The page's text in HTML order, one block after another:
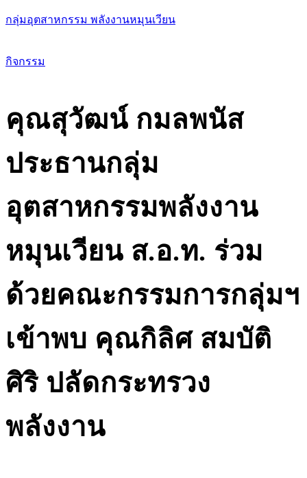
กลุ่มอุตสาหกรรม พลังงานหมุนเวียน
กิจกรรม
คุณสุวัฒน์ กมลพนัส
ประธานกลุ่ม
อุตสาหกรรมพลังงาน
หมุนเวียน ส.อ.ท. ร่วม
ด้วยคณะกรรมการกลุ่มฯ
เข้าพบ คุณกิลิศ สมบัติ
ศิริ ปลัดกระทรวง
พลังงาน